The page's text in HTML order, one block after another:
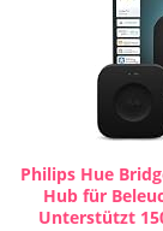
Philips Hue
Hub für
Unterstützt